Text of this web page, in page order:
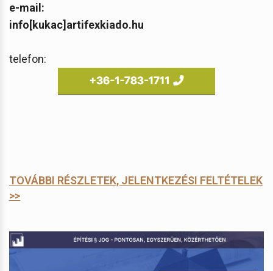
e-mail:
info[kukac]artifexkiado.hu
telefon:
TOVÁBBI RÉSZLETEK, JELENTKEZÉSI FELTÉTELEK
>>